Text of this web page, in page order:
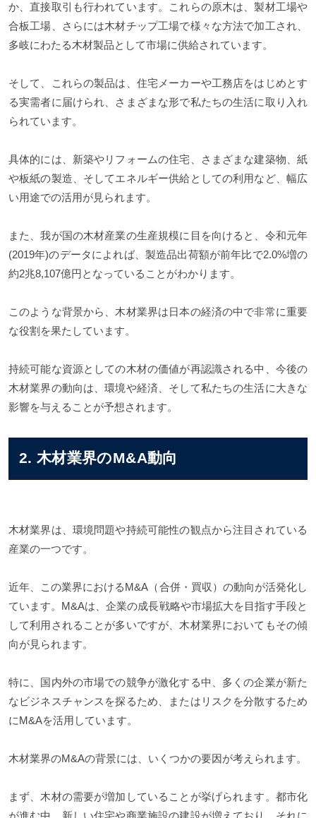
か、直接取引も行われています。これらの原木は、製材工場や
合板工場、さらには木材チップ工場で様々な方法で加工され、
多岐にわたる木材製品として市場に供給されています。
そして、これらの製品は、住宅メーカーや工務店をはじめとす
る実需者に届けられ、さまざまな形で私たちの生活に取り入れ
られています。
具体的には、新築やリフォームの住宅、さまざまな建築物、紙
や板紙の製造、そしてエネルギー供給としての利用など、幅広
い用途での活用が見られます。
また、我が国の木材産業の生産規模に目を向けると、令和元年
(2019年)のデータによれば、製造品出荷額が前年比で2.0%増の
約2兆8,107億円となっていることがわかります。
このような背景から、木材業界は日本の経済の中で非常に重要
な役割を果たしています。
持続可能な資源としての木材の価値が再認識される中、今後の
木材業界の動向は、環境や経済、そして私たちの生活に大きな
影響を与えることが予想されます。
2. 木材業界のM&A動向
木材業界は、環境問題や持続可能性の観点から注目されている
産業の一つです。
近年、この業界におけるM&A（合併・買収）の動向が活発化し
ています。M&Aは、企業の成長戦略や市場拡大を目指す手段と
して利用されることが多いですが、木材業界においてもその傾
向が見られます。
特に、国内外の市場での競争が激化する中、多くの企業が新た
なビジネスチャンスを探るため、またはリスクを分散するため
にM&Aを活用しています。
木材業界のM&Aの背景には、いくつかの要因が考えられます。
まず、木材の需要が増加していることが挙げられます。都市化